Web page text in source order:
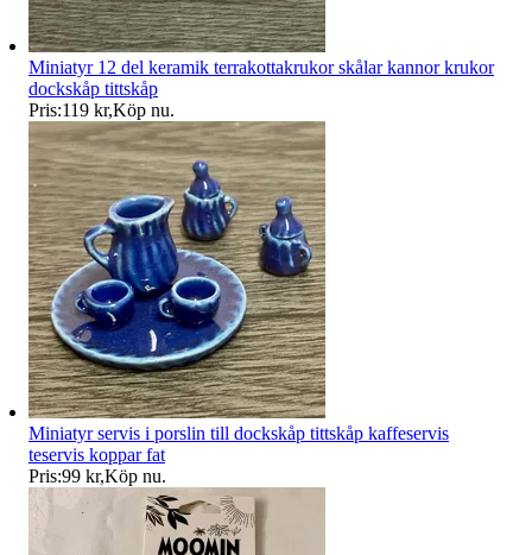
Miniatyr 12 del keramik terrakottakrukor skålar kannor krukor
dockskåp tittskåp
Pris:119 kr,Köp nu.
Miniatyr servis i porslin till dockskåp tittskåp kaffeservis
teservis koppar fat
Pris:99 kr,Köp nu.